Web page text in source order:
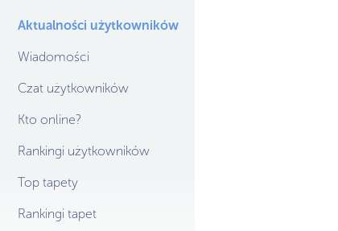
Aktualności użytkowników
Wiadomości
Czat użytkowników
Kto online?
Rankingi użytkowników
Top tapety
Rankingi tapet